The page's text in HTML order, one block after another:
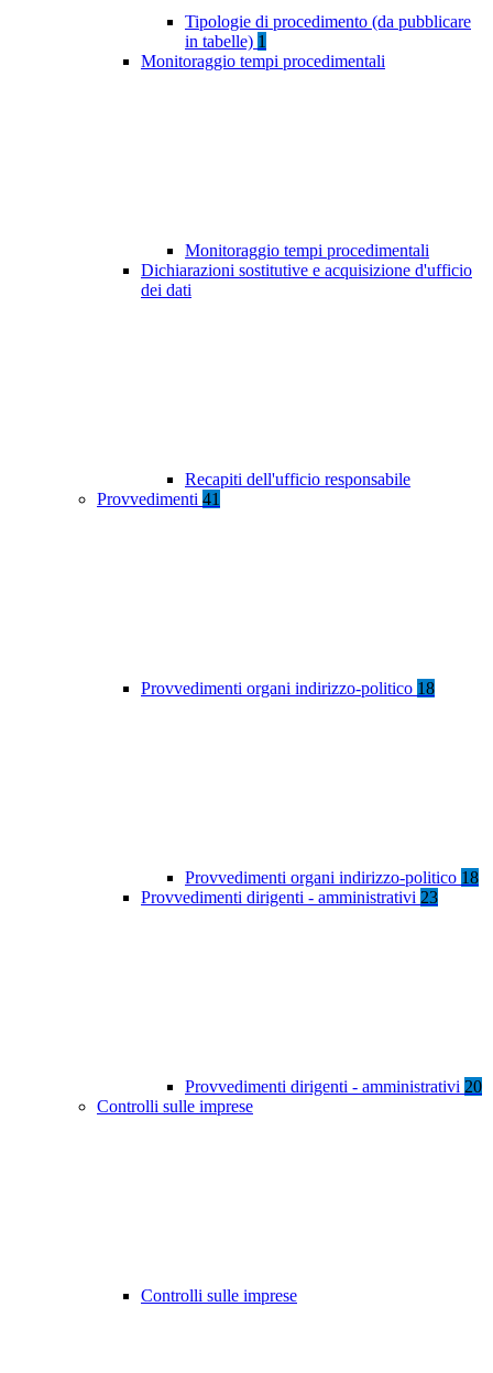
Tipologie di procedimento (da pubblicare
in tabelle) 1
Monitoraggio tempi procedimentali
Monitoraggio tempi procedimentali
Dichiarazioni sostitutive e acquisizione d'ufficio
dei dati
Recapiti dell'ufficio responsabile
Provvedimenti 41
Provvedimenti organi indirizzo-politico 18
Provvedimenti organi indirizzo-politico 18
Provvedimenti dirigenti - amministrativi 23
Provvedimenti dirigenti - amministrativi 20
Controlli sulle imprese
Controlli sulle imprese